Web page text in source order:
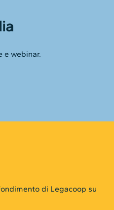
e webinar.
di Legacoop su